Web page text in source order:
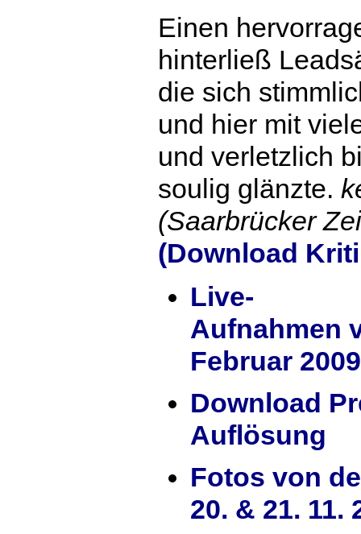
Einen
hinterließ
die sich
und hier mit
und verletzlich
soulig glänzte.
(Saarbrücker
(Download
Live-
Aufnahmen
Februar
Download
Auflösung
Fotos von
20. & 21. 11.